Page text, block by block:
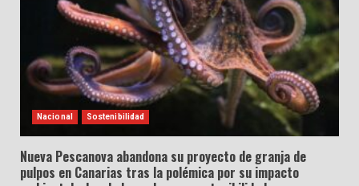
Nacional Sostenibilidad
Nueva Pescanova abandona su proyecto de granja de
pulpos en Canarias tras la polémica por su impacto